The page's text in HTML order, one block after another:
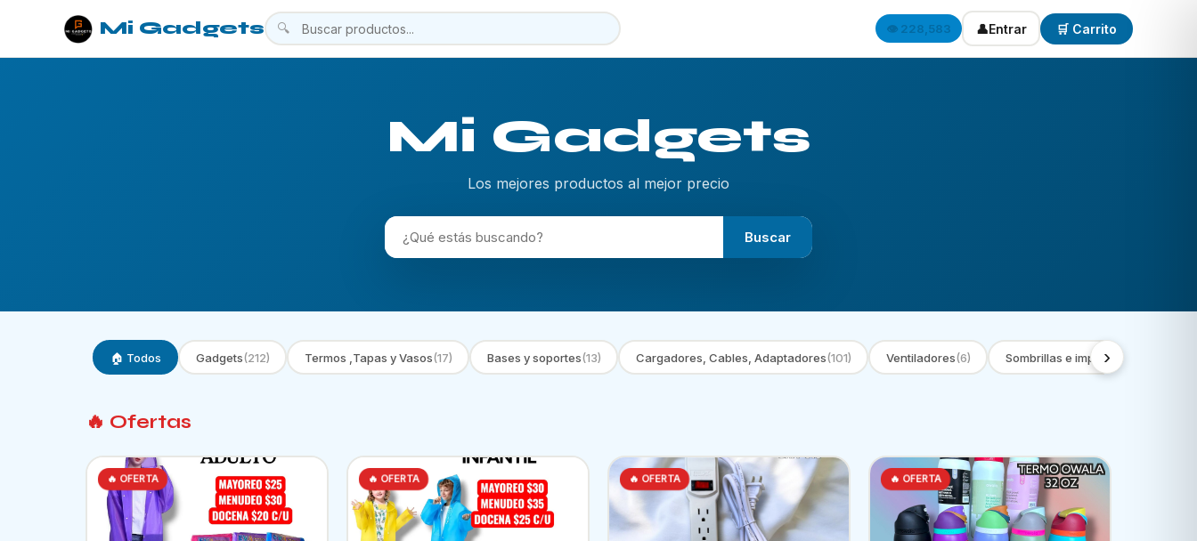
Mi Gadgets 🔍 👁️ 228,583 👤Entrar 🛒 Carrito
Mi Gadgets
Los mejores productos al mejor precio
Buscar
🏠 Todos Gadgets(212) Termos ,Tapas y Vasos(17) Bases y soportes(13) Cargadores, Cables, Adaptadores(101) Ventiladores(6) Sombrillas e impermeables
›
🔥 Ofertas
🔥 OFERTA 🔥 OFERTA 🔥 OFERTA 🔥 OFERTA